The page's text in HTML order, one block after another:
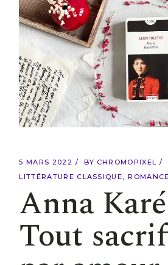
5 MARS 2022 BY CHROMOPIXEL
LITTÉRATURE CLASSIQUE
ROMANCE
Anna
Tout